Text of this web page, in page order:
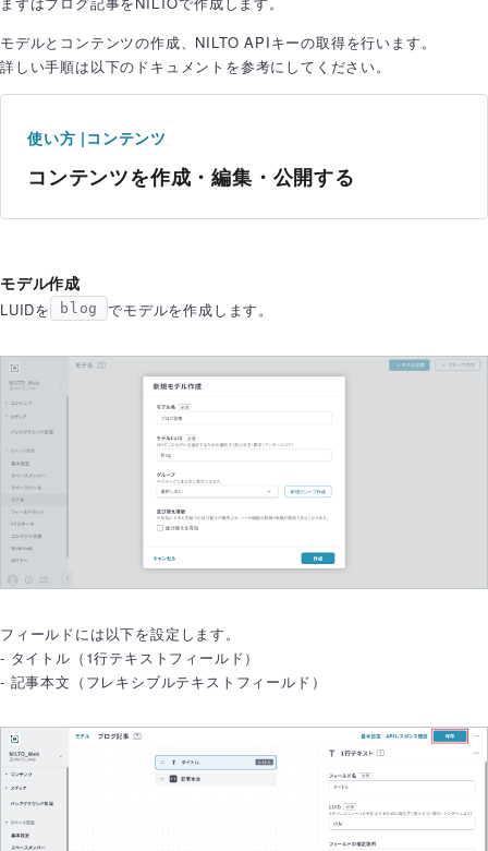
モデルとコンテンツの作成、NILTO APIキーの取得を行います。
詳しい手順は以下のドキュメントを参考にしてください。
使い方 | コンテンツ
コンテンツを作成・編集・公開する
モデル作成
LUIDを blog でモデルを作成します。
フィールドには以下を設定します。
- タイトル（1行テキストフィールド）
- 記事本文（フレキシブルテキストフィールド）